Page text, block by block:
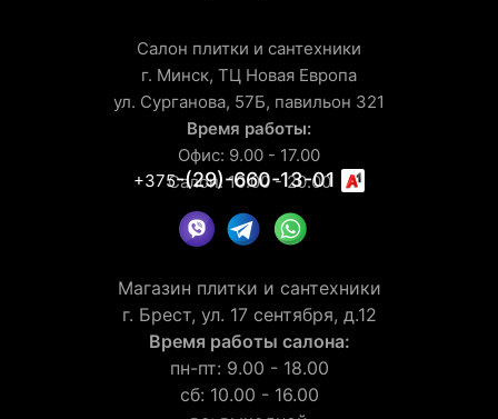
Салон плитки и сантехники
г. Минск, ТЦ Новая Европа
ул. Сурганова, 57Б, павильон 321
Время работы:
Офис: 9.00 - 17.00
Салон: 10.00 - 20.00
+375-(29)-660-13-01
Магазин плитки и сантехники
г. Брест, ул. 17 сентября, д.12
Время работы салона:
пн-пт: 9.00 - 18.00
сб: 10.00 - 16.00